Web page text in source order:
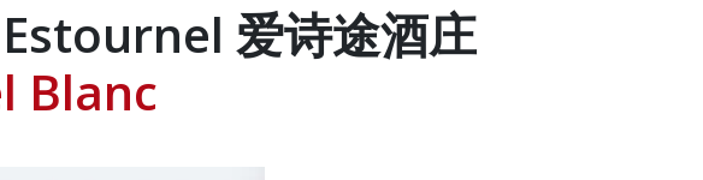
爱诗途酒庄
Blanc